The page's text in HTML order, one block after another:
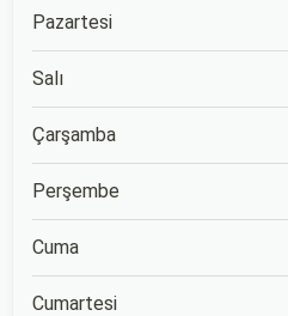
Pazartesi
Salı
Çarşamba
Perşembe
Cuma
Cumartesi